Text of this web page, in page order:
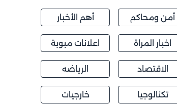
أمن ومحاكم أهم الأخبار
اخبار المراة اعلانات مبوبة
الاقتصاد الرياضه
تكنالوجيا خارجيات